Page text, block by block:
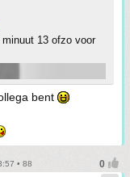
13 ofzo voor
bent
• 88